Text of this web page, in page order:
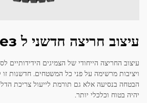
עיצוב חריצה חדשני ל Безות
עיצוב החריצה הייחודי של הצמיגים הידידותיים
ויציבות מרשימה על פני כל המשטחים. חדשנות
הבטחה בנסיעה אלא גם תורמת לייעול צריכת
יהיה בטוח וכלכלי יותר.